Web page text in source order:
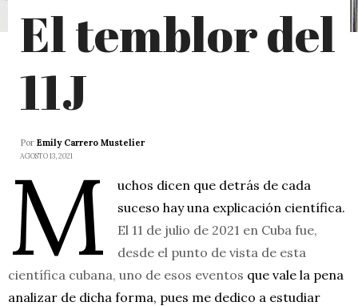
El temblor del
11J
Por Emily Carrero Mustelier
AGOSTO 13, 2021
M
uchos dicen que detrás de cada
suceso hay una explicación científica.
El 11 de julio de 2021 en Cuba fue,
desde el punto de vista de esta
científica cubana, uno de esos eventos que vale la pena
analizar de dicha forma, pues me dedico a estudiar